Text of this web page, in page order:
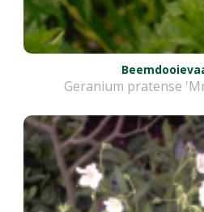
Geranium pratense